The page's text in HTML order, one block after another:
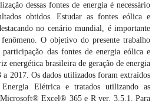
dessas fontes de energia é necessário
obtidos. Estudar as fontes eólica e
no cenário mundial, é importante
fenômeno. O objetivo do presente trabalho
das fontes de energia eólica e
energética brasileira de geração de energia
2017. Os dados utilizados foram extraídos
Elétrica e tratados utilizando as
Microsoft® Excel® 365 e R ver. 3.5.1. Para